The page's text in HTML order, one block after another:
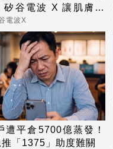
矽谷電波 X 讓肌膚由
強韌
電波X
遭平倉5700億蒸發！
「1375」助度難關